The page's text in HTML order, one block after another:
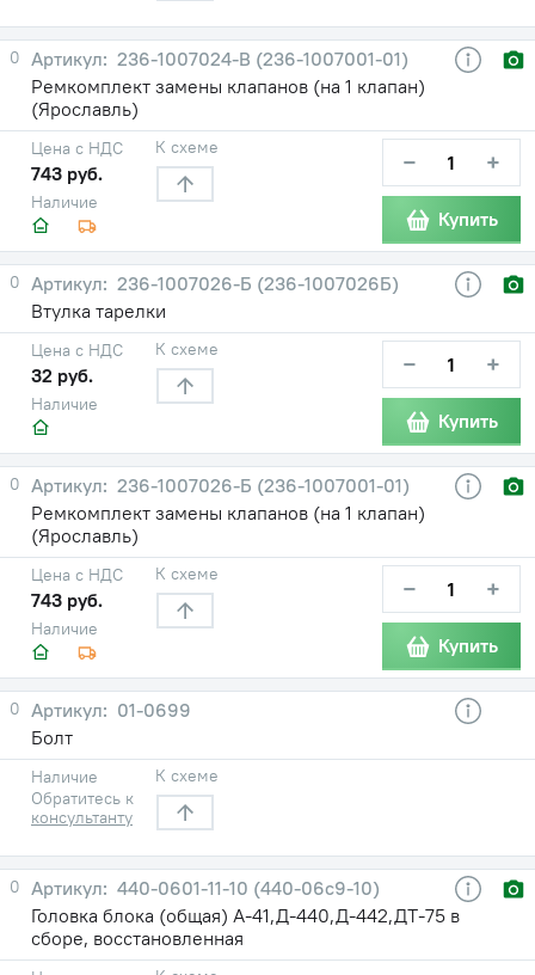
0
236-1007024-В (236-1007001-01)
Ремкомплект замены клапанов (на 1 клапан)
(Ярославль)
Наличие
Цена с НДС
743 руб.
К схеме − +
Купить
0
236-1007026-Б (236-1007026Б)
Втулка тарелки
Наличие
Цена с НДС
32 руб.
К схеме − +
Купить
0
236-1007026-Б (236-1007001-01)
Ремкомплект замены клапанов (на 1 клапан)
(Ярославль)
Наличие
Цена с НДС
743 руб.
К схеме − +
Купить
0
01-0699
Болт
Наличие
Обратитесь к
консультанту
К схеме
0
440-0601-11-10 (440-06с9-10)
Головка блока (общая) А-41,Д-440,Д-442,ДТ-75 в
сборе, восстановленная